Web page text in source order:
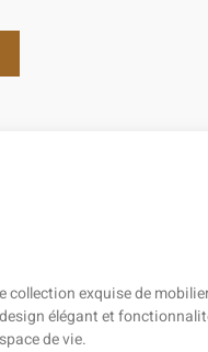
collection exquise de
élégant et
de vie.